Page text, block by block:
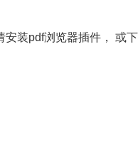
安装pdf浏览器插件， 或